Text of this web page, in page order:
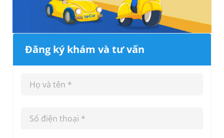
Đăng ký khám và tư vấn